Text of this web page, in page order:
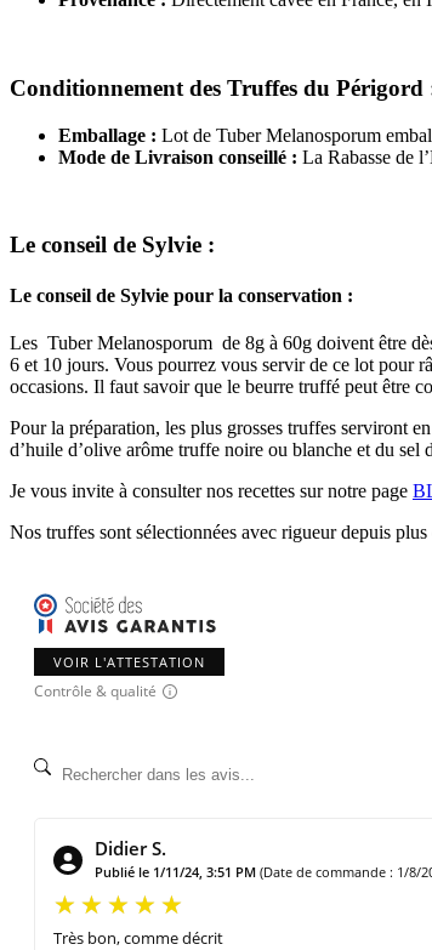
Conditionnement des Truffes du Périgord
Emballage : Lot de Tuber Melanosporum
Mode de Livraison conseillé : La Rabasse de
Le conseil de Sylvie :
Le conseil de Sylvie pour la conservation :
Les Tuber Melanosporum de 8g à 60g doivent être
6 et 10 jours. Vous pourrez vous servir de ce lot pour
occasions. Il faut savoir que le beurre truffé peut être
Pour la préparation, les plus grosses truffes serviront
d’huile d’olive arôme truffe noire ou blanche et du sel
Je vous invite à consulter nos recettes sur notre page
Nos truffes sont sélectionnées avec rigueur depuis
VOIR L'ATTESTATION
Contrôle & qualité
Didier S.
Publié le 1/11/24, 3:51 PM (Date de commande : 1/8/
Très bon, comme décrit